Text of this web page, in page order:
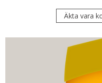
Äkta vara